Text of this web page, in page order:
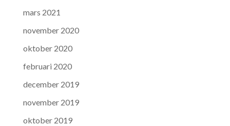
mars 2021
november 2020
oktober 2020
februari 2020
december 2019
november 2019
oktober 2019